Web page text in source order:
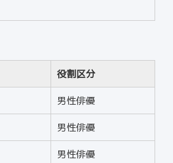
役割区分
男性俳優
男性俳優
男性俳優